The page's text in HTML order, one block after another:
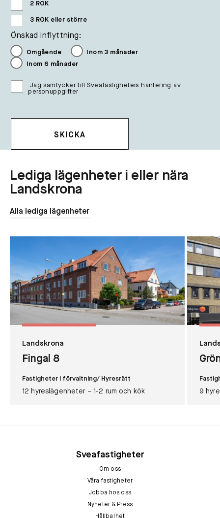
2 ROK
3 ROK eller större
Önskad inflyttning:
Omgående
Inom 3 månader
Inom 6 månader
Jag samtycker till Sveafastigheters hantering av
personuppgifter
Lediga lägenheter i eller nära
Landskrona
Alla lediga lägenheter
Landskrona
Fingal 8
Fastigheter i förvaltning/ Hyresrätt
12 hyreslägenheter – 1-2 rum och kök 9
Sveafastigheter
Om oss
Våra fastigheter
Jobba hos oss
Nyheter & Press
Hållbarhet